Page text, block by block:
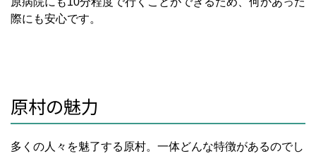
際にも安心です。
原村の魅力
多くの人々を魅了する原村。一体どんな特徴があるのでし